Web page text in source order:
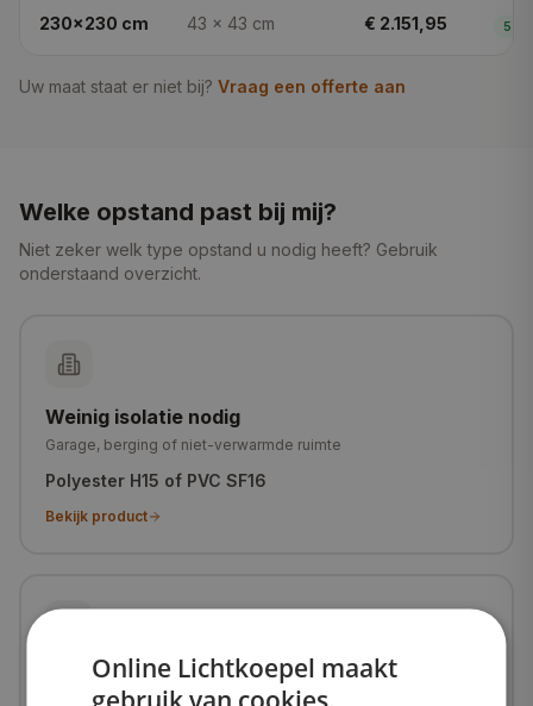
230x230 cm 43 × 43 cm € 2.151,95 5
Uw maat staat er niet bij? Vraag een offerte aan
Welke opstand past bij mij?
Niet zeker welk type opstand u nodig heeft? Gebruik
onderstaand overzicht.
Weinig isolatie nodig
Garage, berging of niet-verwarmde ruimte
Polyester H15 of PVC SF16
Bekijk product
Standaard woning
Online Lichtkoepel maakt